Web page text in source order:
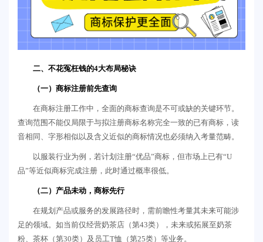
二、不花冤枉钱的4大布局秘诀
（一）商标注册前先查询
在商标注册工作中，全面的商标查询是不可或缺的关键环节。
查询范围不能仅局限于与拟注册商标名称完全一致的已有商标，读
音相同、字形相似以及含义近似的商标情况也必须纳入考量范畴。
以服装行业为例，若计划注册“优品”商标，但市场上已有“U
品”等近似商标完成注册，此时通过概率很低。
（二）产品未动，商标先行
在规划产品或服务的发展路径时，需前瞻性考量其未来可能涉
足的领域。如当前仅经营奶茶店（第43类），未来或拓展至奶茶
粉、茶杯（第30类）及员工T恤（第25类）等业务。